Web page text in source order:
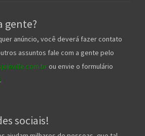
gente?
anúncio, você deverá fazer contato
assuntos fale com a gente pelo
ou envie o formulário
.
sociais!